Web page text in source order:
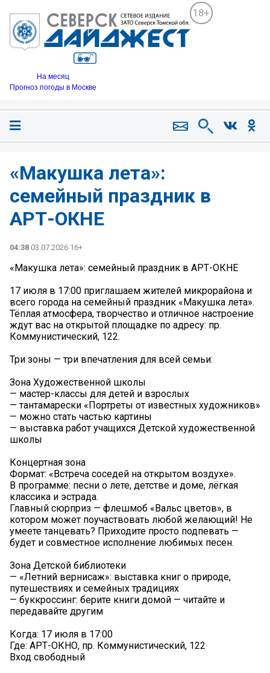
18+
На месяц
Прогноз погоды в Москве
«Макушка лета»:
семейный праздник в
АРТ-ОКНЕ
04:38 03.07.2026 16+
«Макушка лета»: семейный праздник в АРТ-ОКНЕ
17 июля в 17:00 приглашаем жителей микрорайона и
всего города на семейный праздник «Макушка лета».
Тёплая атмосфера, творчество и отличное настроение
ждут вас на открытой площадке по адресу: пр.
Коммунистический, 122.
Три зоны — три впечатления для всей семьи:
Зона Художественной школы
— мастер-классы для детей и взрослых
— тантамарески «Портреты от известных художников»
— можно стать частью картины
— выставка работ учащихся Детской художественной
школы
Концертная зона
Формат: «Встреча соседей на открытом воздухе».
В программе: песни о лете, детстве и доме, лёгкая
классика и эстрада.
Главный сюрприз — флешмоб «Вальс цветов», в
котором может поучаствовать любой желающий! Не
умеете танцевать? Приходите просто подпевать —
будет и совместное исполнение любимых песен.
Зона Детской библиотеки
— «Летний вернисаж»: выставка книг о природе,
путешествиях и семейных традициях
— буккроссинг: берите книги домой — читайте и
передавайте другим
Когда: 17 июля в 17:00
Где: АРТ-ОКНО, пр. Коммунистический, 122
Вход свободный